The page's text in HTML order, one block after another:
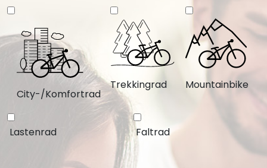
City-/Komfortrad
Trekkingrad Mountainbike
Lastenrad Faltrad